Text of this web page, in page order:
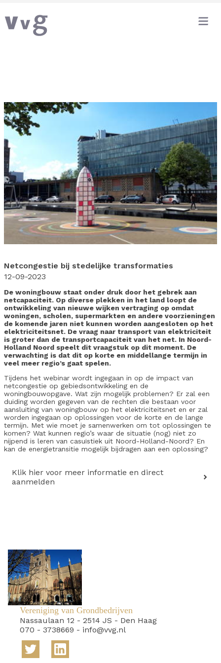
Netcongestie bij stedelijke transformaties
12-09-2023
De woningbouw staat onder druk door het gebrek aan
netcapaciteit. Op diverse plekken in het land loopt de
ontwikkeling van nieuwe wijken vertraging op omdat
woningen, scholen, supermarkten en andere voorzieningen
de komende jaren niet kunnen worden aangesloten op het
elektriciteitsnet. De vraag naar transport van elektriciteit
is groter dan de transportcapaciteit van het net. In Noord-
Holland Noord speelt dit vraagstuk op dit moment. De
verwachting is dat dit op korte en middellange termijn in
veel meer regio’s gaat spelen.
Tijdens het webinar wordt ingegaan in op de impact van
netcongestie op gebiedsontwikkeling en de
woningbouwopgave. Wat zijn mogelijk problemen? Er zal een
duiding worden gegeven van de rechten die bestaan voor
aansluiting van woningbouw op het elektriciteitsnet en er zal
worden ingegaan op oplossingen voor de korte en de lange
termijn. Met wie moet je samenwerken om tot oplossingen te
komen? Wat kunnen regio’s waar de situatie (nog) niet zo
nijpend is leren van casuïstiek uit Noord-Holland-Noord? En
kan de energietransitie mogelijk bijdragen aan een oplossing?
Klik hier voor meer informatie en direct
aanmelden
Vereniging van Grondbedrijven
Nassaulaan 12 - 2514 JS - Den Haag
070 - 3738669 - info@vvg.nl